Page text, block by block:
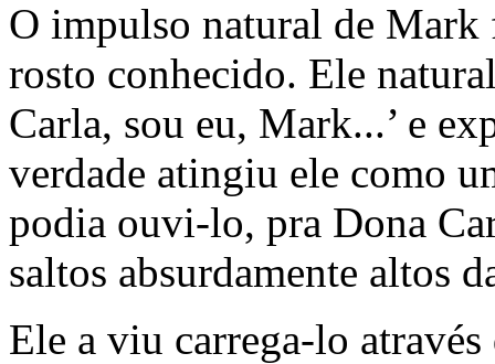
O impulso natural de
rosto conhecido. Ele
Carla, sou eu, Mark...’ e
verdade atingiu ele como
podia ouvi-lo, pra Dona
saltos absurdamente altos
Ele a viu carrega-lo